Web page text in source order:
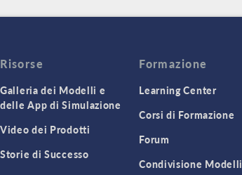
Risorse
Galleria dei Modelli e
delle App di Simulazione
Video dei Prodotti
Storie di Successo
Formazione
Learning Center
Corsi di Formazione
Forum
Condivisione Modelli